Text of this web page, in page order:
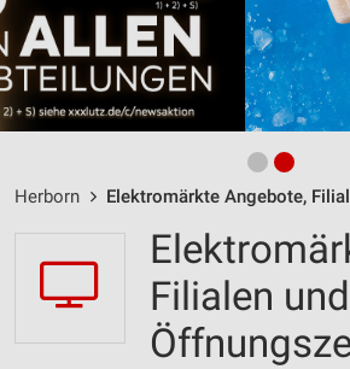
Herborn Elektromärkte Angebote,
Filialen und